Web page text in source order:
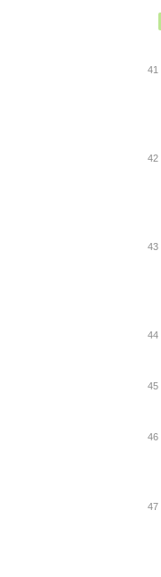
41
42
43
44
45
46
47